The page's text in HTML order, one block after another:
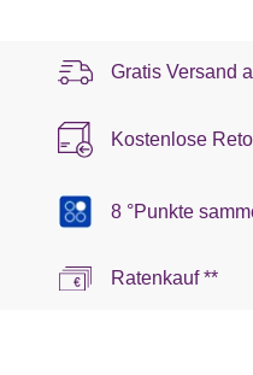
Gratis Versand
Kostenlose
8 °Punkte
Ratenkauf **